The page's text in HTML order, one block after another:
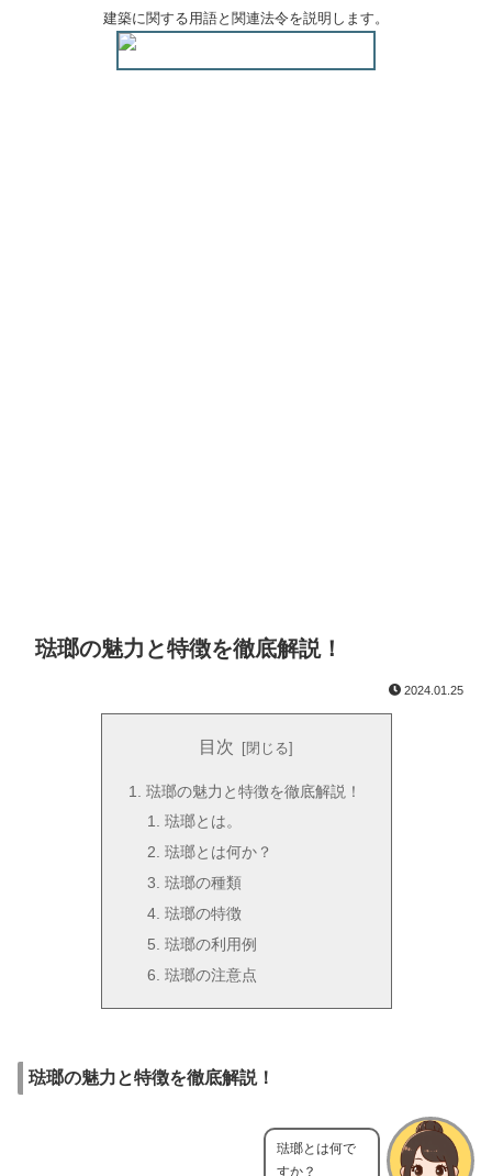
建築に関する用語と関連法令を説明します。
琺瑯の魅力と特徴を徹底解説！
2024.01.25
目次
琺瑯の魅力と特徴を徹底解説！
琺瑯とは。
琺瑯とは何か？
琺瑯の種類
琺瑯の特徴
琺瑯の利用例
琺瑯の注意点
琺瑯の魅力と特徴を徹底解説！
琺瑯とは何で
すか？